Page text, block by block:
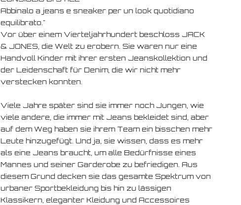
Abbinalo a jeans e sneaker per un look quotidiano
equilibrato."
Vor über einem Vierteljahrhundert beschloss JACK
& JONES, die Welt zu erobern. Sie waren nur eine
Handvoll Kinder mit ihrer ersten Jeanskollektion und
der Leidenschaft für Denim, die wir nicht mehr
verstecken konnten.
Viele Jahre später sind sie immer noch Jungen, wie
viele andere, die immer mit Jeans bekleidet sind, aber
auf dem Weg haben sie ihrem Team ein bisschen mehr
Leute hinzugefügt. Und ja, sie wissen, dass es mehr
als eine Jeans braucht, um alle Bedürfnisse eines
Mannes und seiner Garderobe zu befriedigen. Aus
diesem Grund decken sie das gesamte Spektrum von
urbaner Sportbekleidung bis hin zu lässigen
Klassikern, eleganter Kleidung und Accessoires